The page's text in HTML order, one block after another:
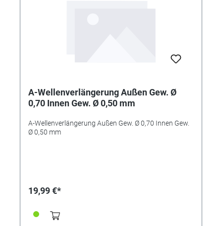
A-Wellenverlängerung Außen Gew. Ø
0,70 Innen Gew. Ø 0,50 mm
A-Wellenverlängerung Außen Gew. Ø 0,70 Innen Gew.
Ø 0,50 mm
19,99 €*